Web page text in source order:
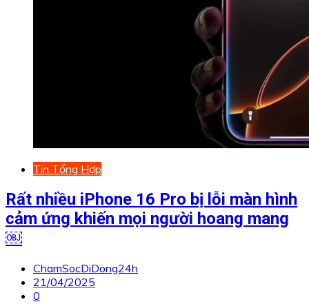
Tin Tổng Hợp
Rất nhiều iPhone 16 Pro bị lỗi màn hình
cảm ứng khiến mọi người hoang mang
￼
ChamSocDiDong24h
21/04/2025
0